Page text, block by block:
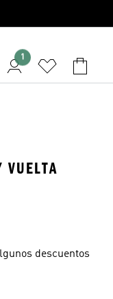
1
VUELTA
descuentos